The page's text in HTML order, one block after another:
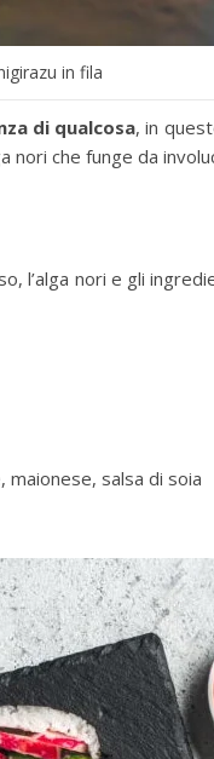
in fila
di qualcosa, in
nori che funge da
l’alga nori e gli
salsa di soia